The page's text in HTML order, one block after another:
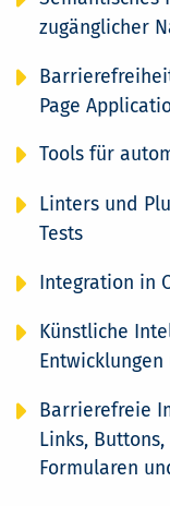
zugänglicher
Page
Tools für
Linters und
Tests
Integration in
Künstliche
Barrierefreie
Links,
Formularen